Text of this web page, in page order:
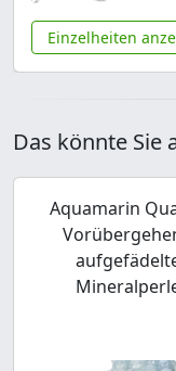
Einzelheiten
Das könnte Sie
Aquamarin